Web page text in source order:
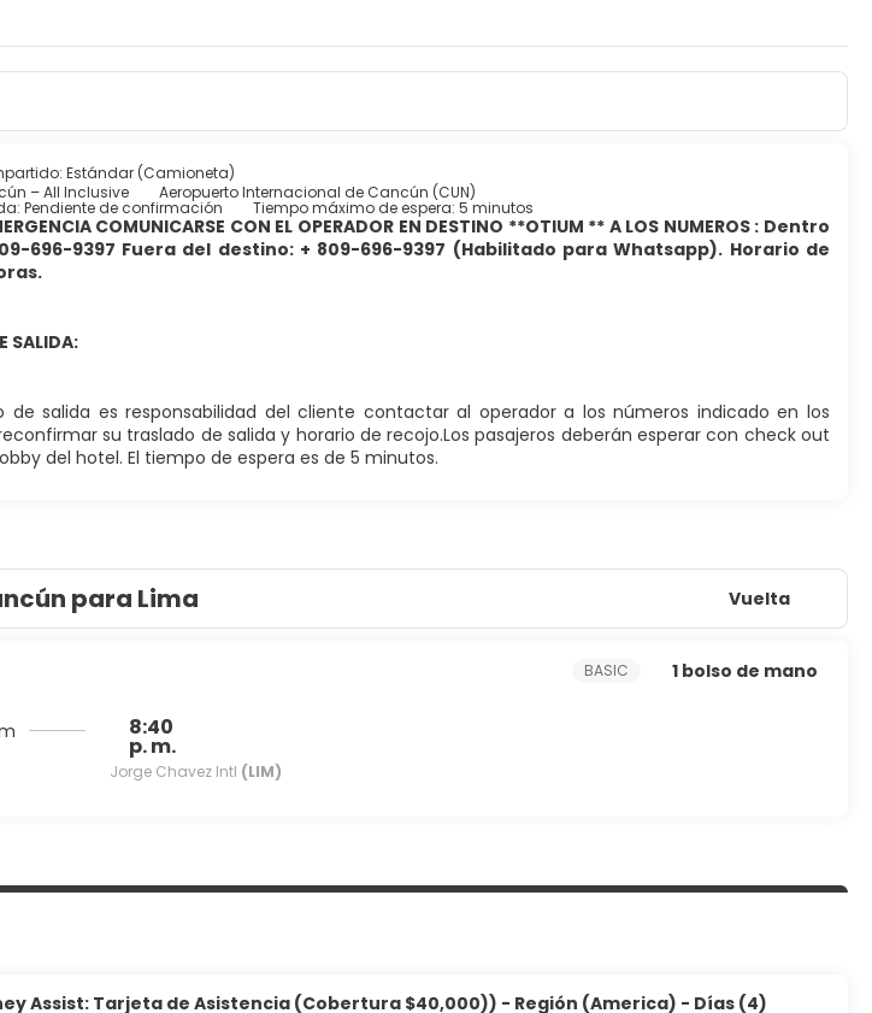
de conserjería y servicio de cuidado infantil (de pago).
cualquiera de las 773 habitaciones con aire acondicionado, artículos del minibar gratis y
de ducha tipo lluvia y artículos de higiene personal gratuitos. Entre las comodidades, se
en Gastro Hall, uno de los 9 restaurantes de este alojamiento. El alojamiento también te ofrece
limitado y una cafetería. Relájate con un refresco en el bar en la playa, en el bar junto a la piscina
out exprés y tintorería a tu disposición. Las instalaciones para eventos de este alojamiento
de reuniones. Hay un aparcamiento sin asistencia gratuito disponible.
Estándar (Camioneta)
– All Inclusive
Aeropuerto Internacional de Cancún (CUN)
Pendiente de confirmación Tiempo máximo de espera: 5 minutos
COMUNICARSE CON EL OPERADOR EN DESTINO **OTIUM ** A LOS NUMEROS : Dentro
696-9397 Fuera del destino: + 809-696-9397 (Habilitado para Whatsapp). Horario de
SALIDA:
de salida es responsabilidad del cliente contactar al operador a los números indicado en los
su traslado de salida y horario de recojo.Los pasajeros deberán esperar con check out
del hotel. El tiempo de espera es de 5 minutos.
para Lima Vuelta
8:40
p. m.
Jorge Chavez Intl (LIM)
BASIC 1 bolso de mano
Assist: Tarjeta de Asistencia (Cobertura $40,000)) - Región (America) - Días (4)